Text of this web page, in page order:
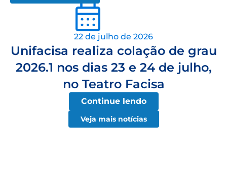
22 de julho de 2026
Unifacisa realiza colação de grau
2026.1 nos dias 23 e 24 de julho,
no Teatro Facisa
Continue lendo
Veja mais notícias